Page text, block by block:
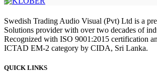
Swedish Trading Audio Visual (Pvt) Ltd is a
Solutions provider with over two decades of
Recognized with ISO 9001:2015 certification
ICTAD EM-2 category by CIDA, Sri Lanka.
QUICK LINKS